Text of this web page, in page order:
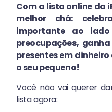
Com a lista online da
melhor chá:
importante ao
preocupações,
presentes em
o seu pequeno!
Você não vai querer
lista agora: